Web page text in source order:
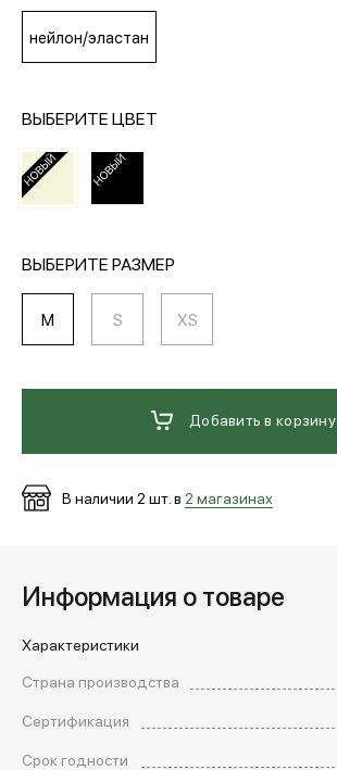
МЕДИА
ПОКУПАТЕЛЯМ
ОПЛАТА И ДОСТАВКА
обратный звонок
нейлон/эластан
ВЫБЕРИТЕ ЦВЕТ
ВЫБЕРИТЕ РАЗМЕР
M S XS
Добавить в корзину
В наличии 2 шт. в 2 магазинах
Информация о товаре
Характеристики
Страна производства
Сертификация
Срок годности